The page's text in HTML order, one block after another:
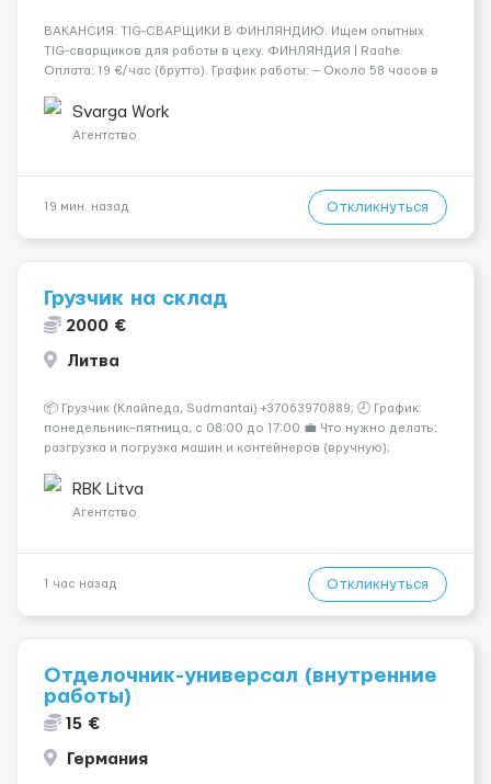
​​ВАКАНСИЯ: TIG-СВАРЩИКИ В ФИНЛЯНДИЮ. Ищем опытных
TIG-сварщиков для работы в цеху. ФИНЛЯНДИЯ | Raahe
Оплата: 19 €/час (брутто). График работы: — Около 58 часов в
переработки. Дата начала: — Как можно скорее....
Svarga Work
Агентство
19 мин. назад Откликнуться
Грузчик на склад
2000 €
Литва
📦 Грузчик (Клайпеда, Sudmantai) +37063970889; 🕗 График:
понедельник–пятница, с 08:00 до 17:00 💼 Что нужно делать:
разгрузка и погрузка машин и контейнеров (вручную);
выполнение других поручений заведующего складом. ✅
Требования: ...
RBK Litva
Агентство
1 час назад Откликнуться
Отделочник-универсал (внутренние
работы)
15 €
Германия